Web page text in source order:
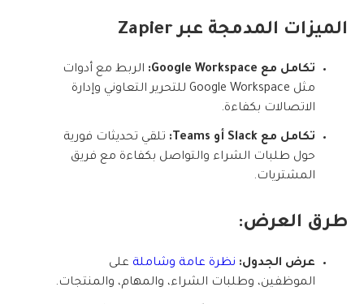
الميزات المدمجة عبر Zapier
تكامل مع Google Workspace:
الربط مع أدوات
مثل Google Workspace للتحرير التعاوني وإدارة
الاتصالات بكفاءة.
تكامل مع Slack أو Teams:
تلقي تحديثات فورية
حول طلبات الشراء والتواصل بكفاءة مع فريق
المشتريات.
طرق العرض:
عرض الجدول: نظرة عامة وشاملة على
الموظفين، وطلبات الشراء، والمهام، والمنتجات.